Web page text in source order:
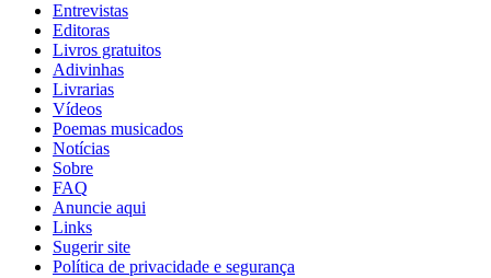
Entrevistas
Editoras
Livros gratuitos
Adivinhas
Livrarias
Vídeos
Poemas musicados
Notícias
Sobre
FAQ
Anuncie aqui
Links
Sugerir site
Política de privacidade e segurança